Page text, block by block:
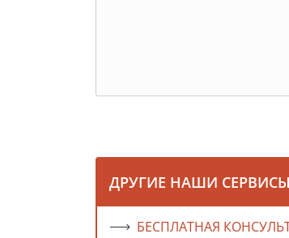
ДРУГИЕ НАШИ
БЕСПЛАТНАЯ